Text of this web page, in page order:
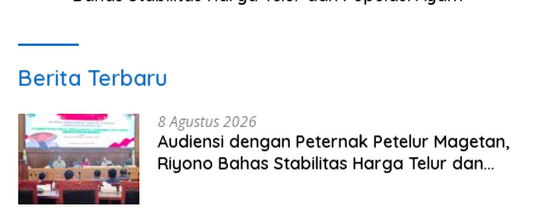
Berita Terbaru
8 Agustus 2026
Audiensi dengan Peternak Petelur Magetan,
Riyono Bahas Stabilitas Harga Telur dan